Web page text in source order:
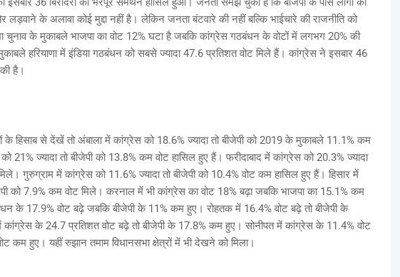
के अलावा कोई मुद्दा नहीं है। लेकिन जनता बंटवारे की नहीं बल्कि भाईचारे की राजनीति को
के मुकाबले भाजपा का वोट 12% घटा है जबकि कांग्रेस गठबंधन के वोटों में लगभग 20% की
हरियाणा में इंडिया गठबंधन को सबसे ज्यादा 47.6 प्रतिशत वोट मिले हैं। कांग्रेस ने इसबार 46
है।
के हिसाब से देंखें तो अंबाला में कांग्रेस को 18.6% ज्यादा तो बीजेपी को 2019 के मुकाबले 11.1% कम
21% ज्यादा तो बीजेपी को 13.8% कम वोट हासिल हुए हैं। फरीदाबाद में कांग्रेस को 20.3% ज्यादा
गुरुग्राम में कांग्रेस को 11.6% ज्यादा तो बीजेपी को 10.4% वोट कम हासिल हुए हैं। हिसार में
को 7.9% कम वोट मिले। करनाल में भी कांग्रेस का वोट 18% बढ़ा जबकि भाजपा का 15.1% कम
के 17.9% वोट बढ़े जबकि बीजेपी के 11% कम हुए। रोहतक में 16.4% वोट बढ़े तो बीजेपी के
कांग्रेस के 24.7 प्रतिशत वोट बढ़े तो बीजेपी के 17.8% कम हुए। सोनीपत में कांग्रेस के 11.4% वोट
कम हुए। यहीं रुझान तमाम विधानसभा क्षेत्रों में भी देखने को मिला।